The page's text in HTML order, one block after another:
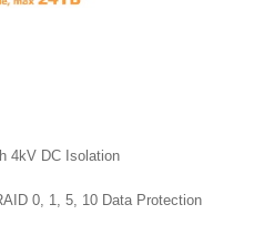
4kV DC Isolation
0, 1, 5, 10 Data Protection